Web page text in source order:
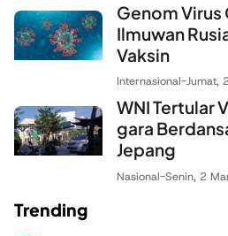
Genom
Ilmuwan
Vaksin
Internasional-Jumat,
WNI Tertular
gara
Jepang
Nasional-Senin, 2
Trending